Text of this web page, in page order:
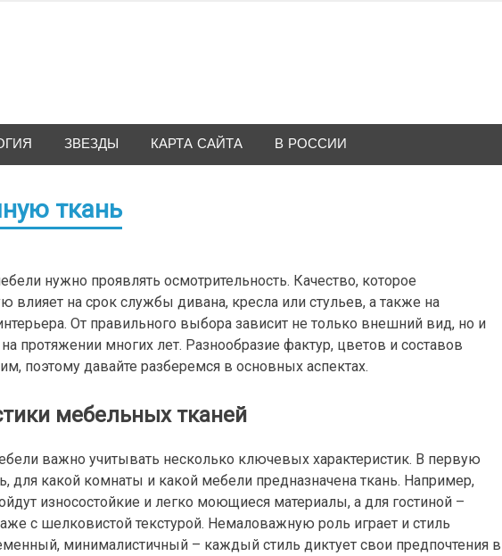
ЗВЕЗДЫ КАРТА САЙТА В РОССИИ
ткань
нужно проявлять осмотрительность. Качество, которое
влияет на срок службы дивана, кресла или стульев, а также на
От правильного выбора зависит не только внешний вид, но и
протяжении многих лет. Разнообразие фактур, цветов и составов
поэтому давайте разберемся в основных аспектах.
мебельных тканей
важно учитывать несколько ключевых характеристик. В первую
для какой комнаты и какой мебели предназначена ткань. Например,
износостойкие и легко моющиеся материалы, а для гостиной –
с шелковистой текстурой. Немаловажную роль играет и стиль
минималистичный – каждый стиль диктует свои предпочтения в